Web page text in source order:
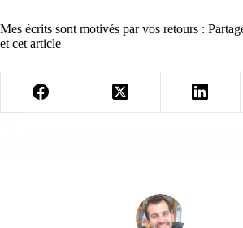
Mes écrits sont motivés par vos retours :
et cet article